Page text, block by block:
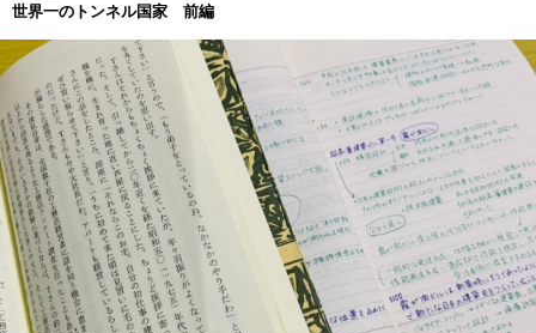
世界一のトンネル国家 前編